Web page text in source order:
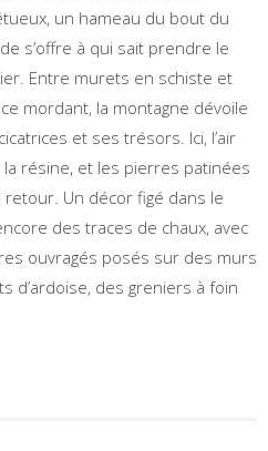
un hameau du bout du
s’offre à qui sait prendre le
Entre murets en schiste et
mordant, la montagne dévoile
et ses trésors. Ici, l’air
la résine, et les pierres patinées
Un décor figé dans le
des traces de chaux, avec
ouvragés posés sur des murs
d’ardoise, des greniers à foin